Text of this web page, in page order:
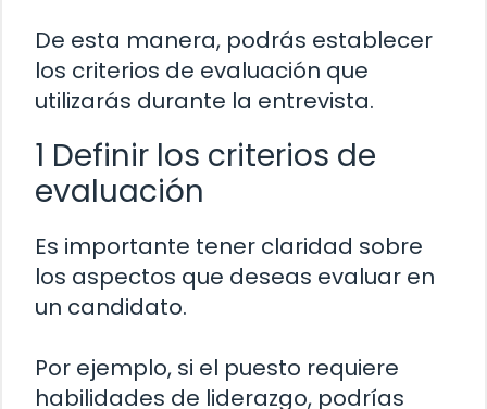
De esta manera, podrás establecer
los criterios de evaluación que
utilizarás durante la entrevista.
1 Definir los criterios de
evaluación
Es importante tener claridad sobre
los aspectos que deseas evaluar en
un candidato.
Por ejemplo, si el puesto requiere
habilidades de liderazgo, podrías